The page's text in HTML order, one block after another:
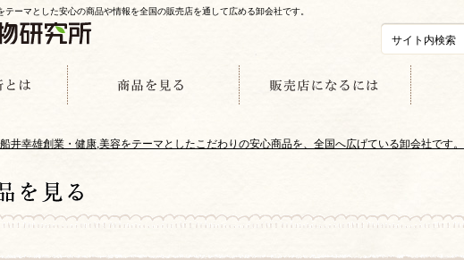
テーマとした安心の商品や情報を全国の販売店を通して広める卸会社です。
井幸雄創業・健康,美容をテーマとしたこだわりの安心商品を、全国へ広げている卸会社です。